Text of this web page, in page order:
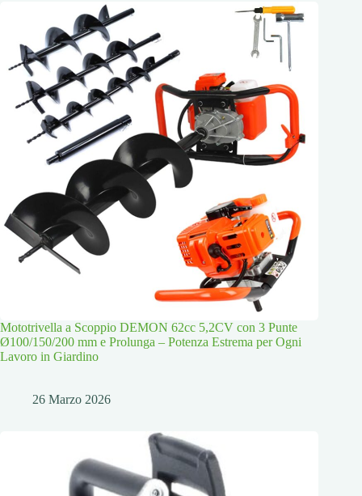
Mototrivella a Scoppio DEMON 62cc 5,2CV con 3 Punte
Ø100/150/200 mm e Prolunga – Potenza Estrema per Ogni
Lavoro in Giardino
26 Marzo 2026